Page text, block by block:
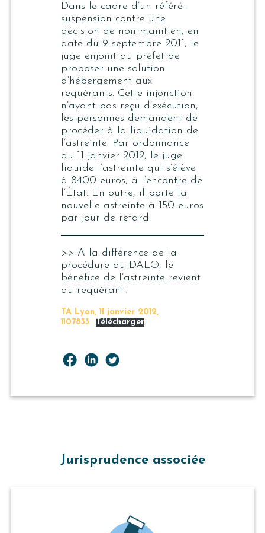
Dans le cadre d’un référé-
suspension contre une
décision de non maintien, en
date du 9 septembre 2011, le
juge enjoint au préfet de
proposer une solution
d’hébergement aux
requérants. Cette injonction
n’ayant pas reçu d’exécution,
les personnes demandent de
procéder à la liquidation de
l’astreinte. Par ordonnance
du 11 janvier 2012, le juge
liquide l’astreinte qui s’élève
à 8400 euros, à l’encontre de
l’État. En outre, il porte la
nouvelle astreinte à 150 euros
par jour de retard.
>> A la différence de la
procédure du DALO, le
bénéfice de l’astreinte revient
au requérant.
TA Lyon, 11 janvier 2012,
1107833
Télécharger
Jurisprudence associée